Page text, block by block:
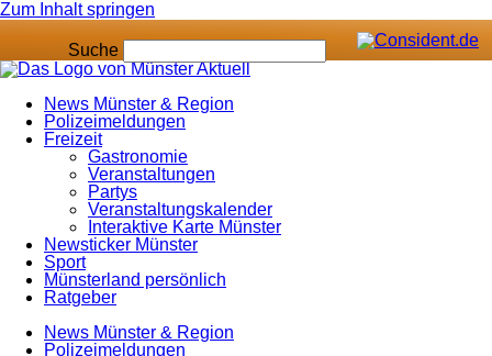
Zum Inhalt springen
Suche
News Münster & Region
Polizeimeldungen
Freizeit
Gastronomie
Veranstaltungen
Partys
Veranstaltungskalender
Interaktive Karte Münster
Newsticker Münster
Sport
Münsterland persönlich
Ratgeber
News Münster & Region
Polizeimeldungen